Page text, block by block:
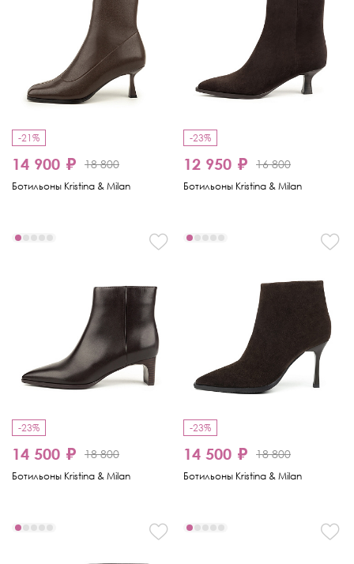
-21%
14 900 ₽ 18 800
Ботильоны Kristina & Milan
-23%
12 950 ₽ 16 800
Ботильоны Kristina & Milan
-23%
14 500 ₽ 18 800
Ботильоны Kristina & Milan
-23%
14 500 ₽ 18 800
Ботильоны Kristina & Milan